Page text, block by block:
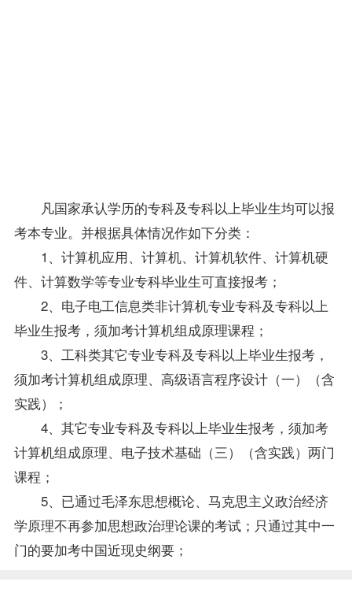
凡国家承认学历的专科及专科以上毕业生均可以报
考本专业。并根据具体情况作如下分类：
1、计算机应用、计算机、计算机软件、计算机硬
件、计算数学等专业专科毕业生可直接报考；
2、电子电工信息类非计算机专业专科及专科以上
毕业生报考，须加考计算机组成原理课程；
3、工科类其它专业专科及专科以上毕业生报考，
须加考计算机组成原理、 高级语言程序设计（一）
（含
实践）；
4、其它专业专科及专科以上毕业生报考，须加考
计算机组成原理、电子技术基础（三）（含实践）两门
课程；
5、已通过毛泽东思想概论、马克思主义政治经济
学原理不再参加思想政治理论课的考试；只通过其中一
门的要加考中国近现史纲要；